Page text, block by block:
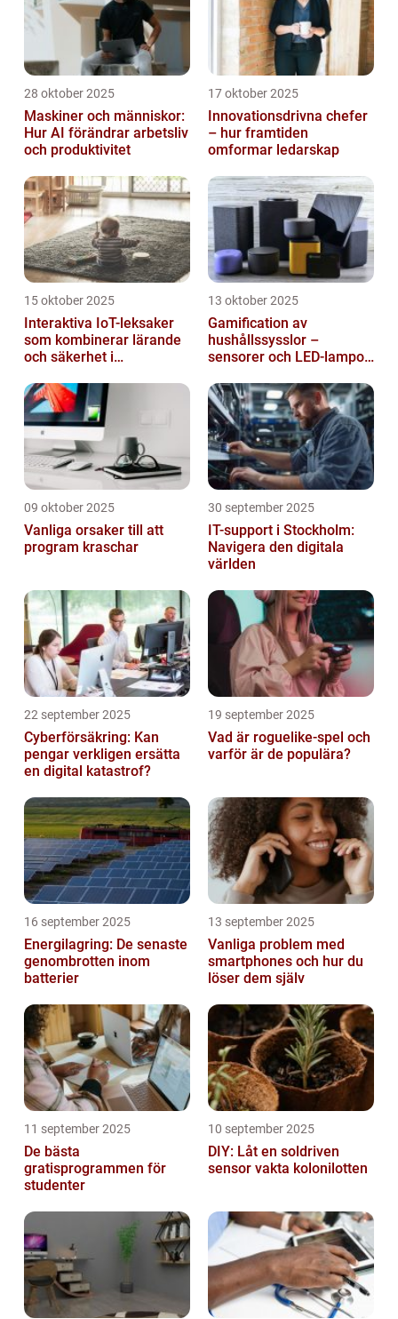
28 oktober 2025
Maskiner och människor:
Hur AI förändrar arbetsliv
och produktivitet
17 oktober 2025
Innovationsdrivna chefer
– hur framtiden
omformar ledarskap
15 oktober 2025
Interaktiva IoT-leksaker
som kombinerar lärande
och säkerhet i
13 oktober 2025
Gamification av
hushållssysslor –
sensorer och LED-lampor
09 oktober 2025
Vanliga orsaker till att
program kraschar
30 september 2025
IT-support i Stockholm:
Navigera den digitala
världen
22 september 2025
Cyberförsäkring: Kan
pengar verkligen ersätta
en digital katastrof?
19 september 2025
Vad är roguelike-spel och
varför är de populära?
16 september 2025
Energilagring: De senaste
genombrotten inom
batterier
13 september 2025
Vanliga problem med
smartphones och hur du
löser dem själv
11 september 2025
De bästa
gratisprogrammen för
studenter
10 september 2025
DIY: Låt en soldriven
sensor vakta kolonilotten